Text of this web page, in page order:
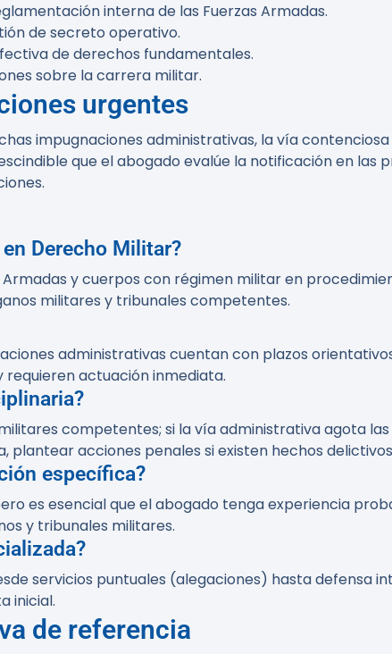
interna de las Fuerzas Armadas.
de secreto operativo.
de derechos fundamentales.
sobre la carrera militar.
urgentes
impugnaciones administrativas, la vía
que el abogado evalúe la notificación en
Derecho Militar?
y cuerpos con régimen militar en
militares y tribunales competentes.
administrativas cuentan con plazos
actuación inmediata.
competentes; si la vía administrativa agota
acciones penales si existen hechos
específica?
es esencial que el abogado tenga experiencia
y tribunales militares.
servicios puntuales (alegaciones) hasta defensa
inicial.
de referencia